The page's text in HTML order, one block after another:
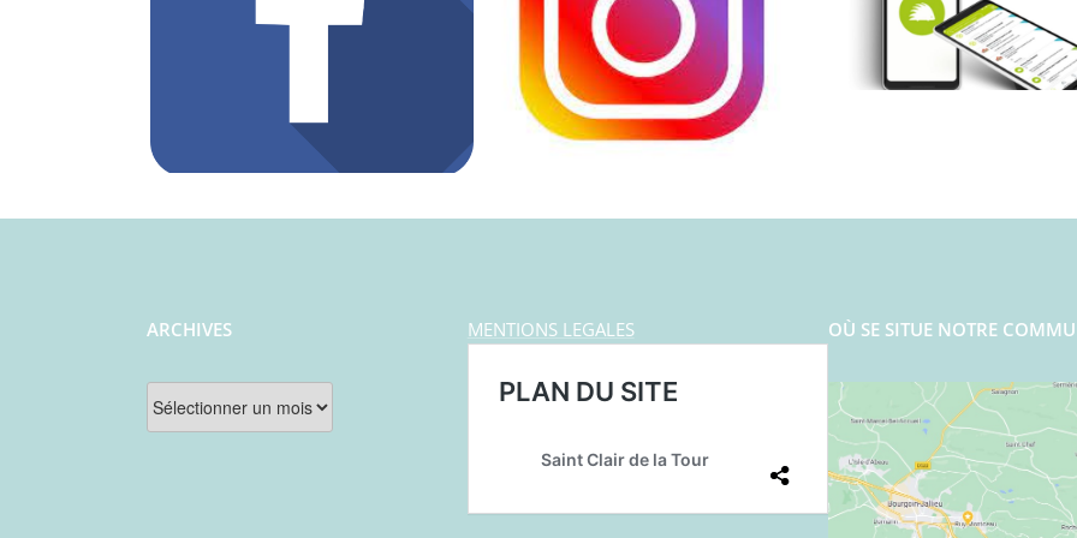
ARCHIVES
Archives
MENTIONS LEGALES OÙ SE SITUE NOTRE